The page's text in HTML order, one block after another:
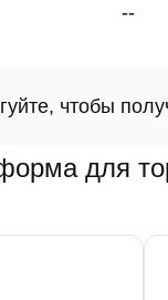
--
чтобы
для